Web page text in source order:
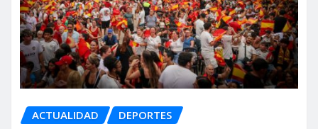
ACTUALIDAD DEPORTES